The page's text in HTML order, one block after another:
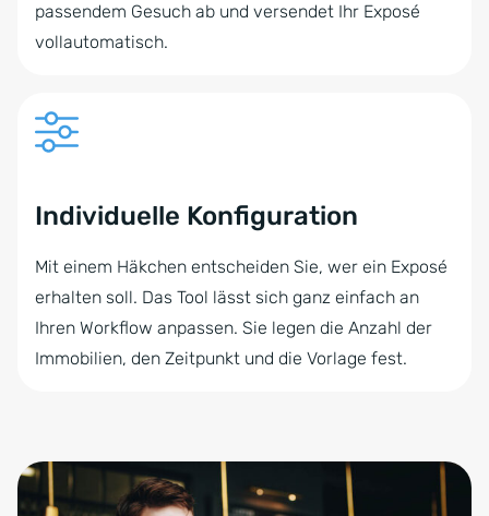
passendem Gesuch ab und versendet Ihr Exposé
vollautomatisch.
Individuelle Konfiguration
Mit einem Häkchen entscheiden Sie, wer ein Exposé
erhalten soll. Das Tool lässt sich ganz einfach an
Ihren Workflow anpassen. Sie legen die Anzahl der
Immobilien, den Zeitpunkt und die Vorlage fest.